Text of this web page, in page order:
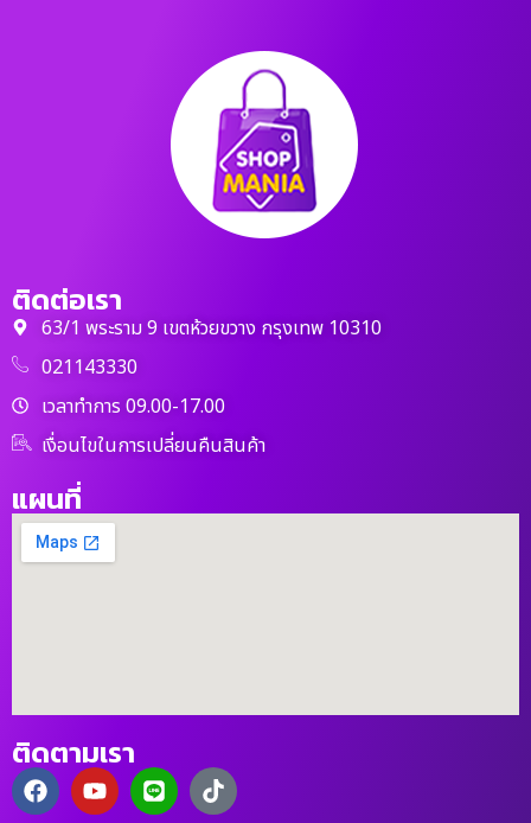
ติดต่อเรา
63/1 พระราม 9 เขตห้วยขวาง กรุงเทพ 10310
021143330
เวลาทำการ 09.00-17.00
เงื่อนไขในการเปลี่ยนคืนสินค้า
แผนที่
ติดตามเรา